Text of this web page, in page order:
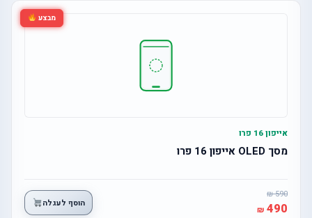
מבצע
אייפון 16 פרו
מסך OLED אייפון 16 פרו
590
490 הוסף לעגלה